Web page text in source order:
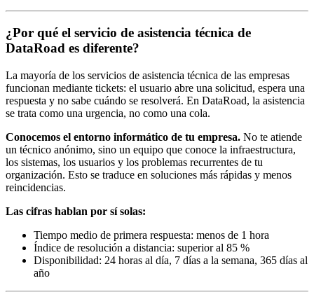
¿Por qué el servicio de asistencia técnica de
DataRoad es diferente?
La mayoría de los servicios de asistencia técnica de las empresas
funcionan mediante tickets: el usuario abre una solicitud, espera una
respuesta y no sabe cuándo se resolverá. En DataRoad, la asistencia
se trata como una urgencia, no como una cola.
Conocemos el entorno informático de tu empresa. No te atiende
un técnico anónimo, sino un equipo que conoce la infraestructura,
los sistemas, los usuarios y los problemas recurrentes de tu
organización. Esto se traduce en soluciones más rápidas y menos
reincidencias.
Las cifras hablan por sí solas:
Tiempo medio de primera respuesta: menos de 1 hora
Índice de resolución a distancia: superior al 85 %
Disponibilidad: 24 horas al día, 7 días a la semana, 365 días al
año